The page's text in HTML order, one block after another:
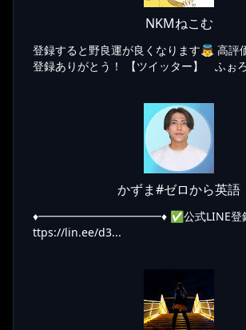
NKMねこむ
登録すると野良運が良くなります👼 高評
登録ありがとう！ 【ツイッター】 ふぉ
かずま#ゼロから英語
♦️━━━━━━━━━━━♦️ ✅公式LINE登
ttps://lin.ee/d3...